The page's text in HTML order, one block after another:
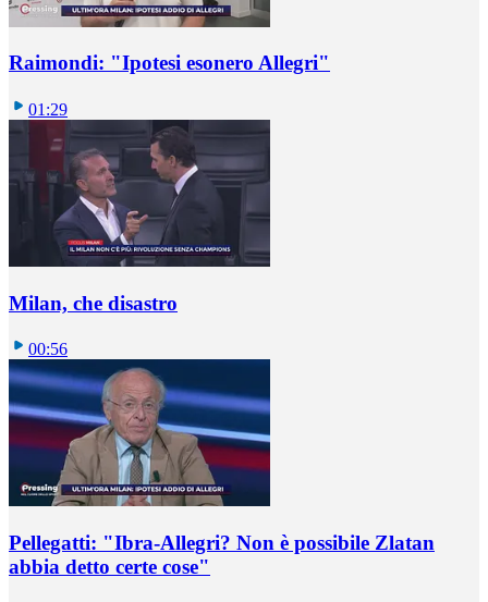
Raimondi: "Ipotesi esonero Allegri"
01:29
Milan, che disastro
00:56
Pellegatti: "Ibra-Allegri? Non è possibile Zlatan
abbia detto certe cose"